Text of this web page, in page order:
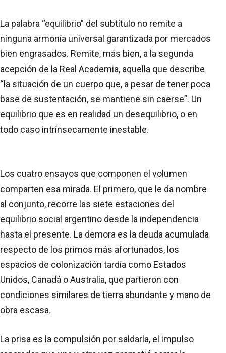
La palabra “equilibrio” del subtítulo no remite a
ninguna armonía universal garantizada por mercados
bien engrasados. Remite, más bien, a la segunda
acepción de la Real Academia, aquella que describe
“la situación de un cuerpo que, a pesar de tener poca
base de sustentación, se mantiene sin caerse”. Un
equilibrio que es en realidad un desequilibrio, o en
todo caso intrínsecamente inestable.
Los cuatro ensayos que componen el volumen
comparten esa mirada. El primero, que le da nombre
al conjunto, recorre las siete estaciones del
equilibrio social argentino desde la independencia
hasta el presente. La demora es la deuda acumulada
respecto de los primos más afortunados, los
espacios de colonización tardía como Estados
Unidos, Canadá o Australia, que partieron con
condiciones similares de tierra abundante y mano de
obra escasa.
La prisa es la compulsión por saldarla, el impulso